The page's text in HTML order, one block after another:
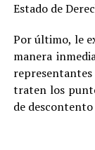
Estado de
Por último, le
manera
representantes
traten los
de descontento